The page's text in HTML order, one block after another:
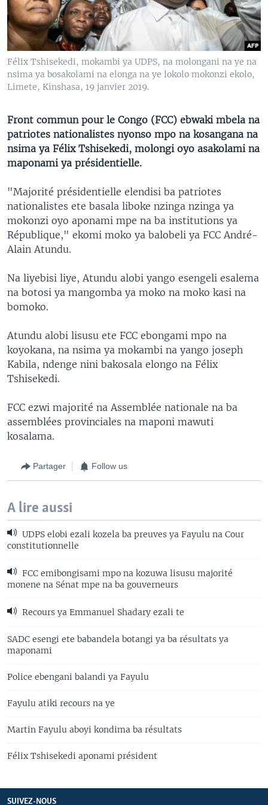
SÉCURITÉ
SCIENCE/TECHNOLOGIE
SPORTS
Félix Tshisekedi, mokambi ya UDPS, na molongani na ye na
nsima ya bosakolami na elonga na ye lokolo mokonzi ekolo,
Limete, Kinshasa, 19 janvier 2019.
Front commun pour le Congo (FCC) ebwaki mbela na
patriotes nationalistes nyonso mpo na kosangana na
nsima ya Félix Tshisekedi, molongi oyo asakolami na
maponami ya présidentielle.
"Majorité présidentielle elendisi ba patriotes
nationalistes ete basala liboke nzinga nzinga ya
mokonzi oyo aponami mpe na ba institutions ya
République," ekomi moko ya balobeli ya FCC André-
Alain Atundu.
Na liyebisi liye, Atundu alobi yango esengeli esalema
na botosi ya mangomba ya moko na moko kasi na
bomoko.
Atundu alobi lisusu ete FCC ebongami mpo na
koyokana, na nsima ya mokambi na yango joseph
Kabila, ndenge nini bakosala elongo na Félix
Tshisekedi.
FCC ezwi majorité na Assemblée nationale na ba
assemblées provinciales na maponi mawuti
kosalama.
Partager Follow us
A lire aussi
UDPS elobi ezali kozela ba preuves ya Fayulu na Cour
constitutionnelle
FCC emibongisami mpo na kozuwa lisusu majorité
monene na Sénat mpe na ba gouverneurs
Recours ya Emmanuel Shadary ezali te
SADC esengi ete babandela botangi ya ba résultats ya
maponami
Police ebengani balandi ya Fayulu
Fayulu atiki recours na ye
Martin Fayulu aboyi kondima ba résultats
Félix Tshisekedi aponami président
SUIVEZ-NOUS